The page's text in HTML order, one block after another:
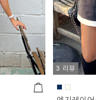
3 리뷰